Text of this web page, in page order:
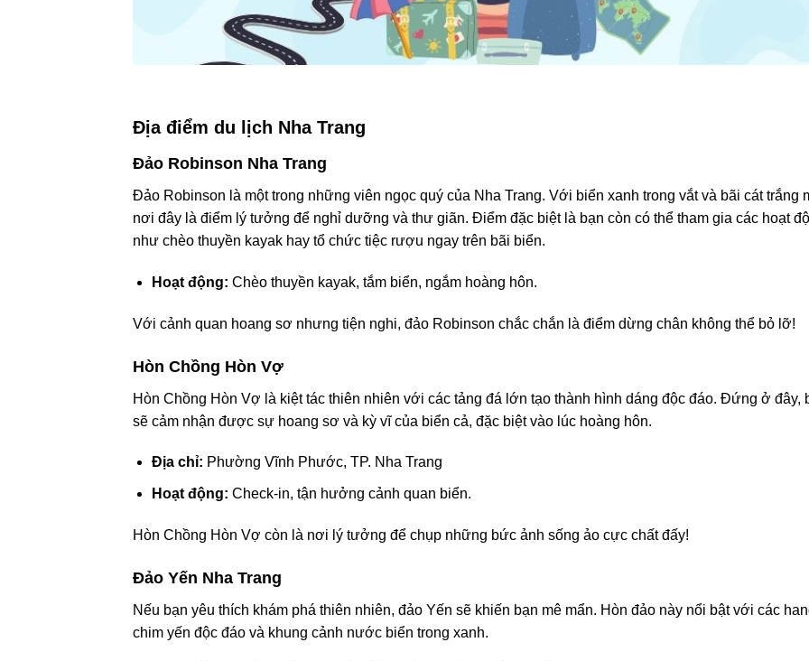
Địa điểm du lịch Nha Trang
Đảo Robinson Nha Trang
Đảo Robinson là một trong những viên ngọc quý của Nha Trang. Với biển xanh trong vắt và bãi cát trắng
nơi đây là điểm lý tưởng để nghỉ dưỡng và thư giãn. Điểm đặc biệt là bạn còn có thể tham gia các hoạt
như chèo thuyền kayak hay tổ chức tiệc rượu ngay trên bãi biển.
Hoạt động: Chèo thuyền kayak, tắm biển, ngắm hoàng hôn.
Với cảnh quan hoang sơ nhưng tiện nghi, đảo Robinson chắc chắn là điểm dừng chân không thể bỏ lỡ!
Hòn Chồng Hòn Vợ
Hòn Chồng Hòn Vợ là kiệt tác thiên nhiên với các tảng đá lớn tạo thành hình dáng độc đáo. Đứng ở đây,
sẽ cảm nhận được sự hoang sơ và kỳ vĩ của biển cả, đặc biệt vào lúc hoàng hôn.
Địa chỉ: Phường Vĩnh Phước, TP. Nha Trang
Hoạt động: Check-in, tận hưởng cảnh quan biển.
Hòn Chồng Hòn Vợ còn là nơi lý tưởng để chụp những bức ảnh sống ảo cực chất đấy!
Đảo Yến Nha Trang
Nếu bạn yêu thích khám phá thiên nhiên, đảo Yến sẽ khiến bạn mê mẩn. Hòn đảo này nổi bật với các
chim yến độc đáo và khung cảnh nước biển trong xanh.